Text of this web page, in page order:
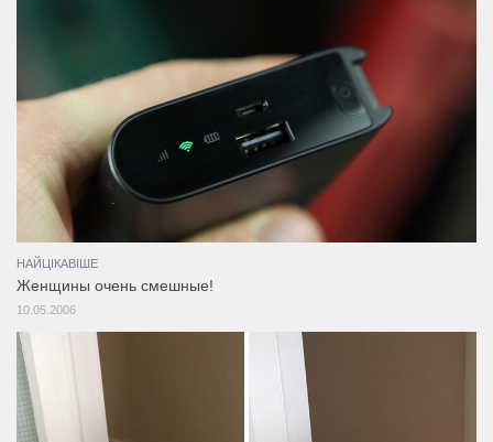
НАЙЦІКАВІШЕ
Женщины очень смешные!
10.05.2006